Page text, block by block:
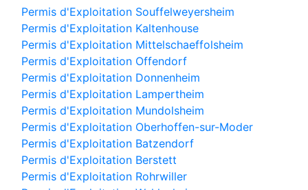
Permis d'Exploitation Souffelweyersheim
Permis d'Exploitation Kaltenhouse
Permis d'Exploitation Mittelschaeffolsheim
Permis d'Exploitation Offendorf
Permis d'Exploitation Donnenheim
Permis d'Exploitation Lampertheim
Permis d'Exploitation Mundolsheim
Permis d'Exploitation Oberhoffen-sur-Moder
Permis d'Exploitation Batzendorf
Permis d'Exploitation Berstett
Permis d'Exploitation Rohrwiller